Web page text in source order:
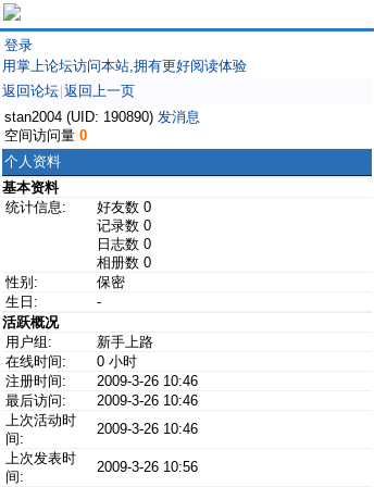
登录
用掌上论坛访问本站,拥有更好阅读体验
返回论坛 返回上一页
stan2004 (UID: 190890) 发消息
空间访问量 0
个人资料
基本资料
统计信息:
好友数 0
记录数 0
日志数 0
相册数 0
性别:
保密
生日:
-
活跃概况
用户组:
新手上路
在线时间:
0 小时
注册时间:
2009-3-26 10:46
最后访问:
2009-3-26 10:46
上次活动时
间:
2009-3-26 10:46
上次发表时
间:
2009-3-26 10:56